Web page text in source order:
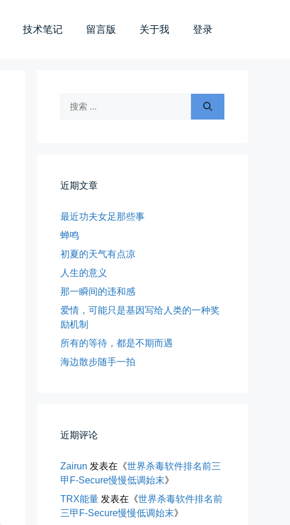
技术笔记 留言版 关于我 登录
索：
近期文章
最近功夫女足那些事
蝉鸣
初夏的天气有点凉
人生的意义
那一瞬间的违和感
爱情，可能只是基因写给人类的一种奖
励机制
所有的等待，都是不期而遇
海边散步随手一拍
近期评论
Zairun 发表在《世界杀毒软件排名前三
甲F-Secure慢慢低调始末》
TRX能量 发表在《世界杀毒软件排名前
三甲F-Secure慢慢低调始末》